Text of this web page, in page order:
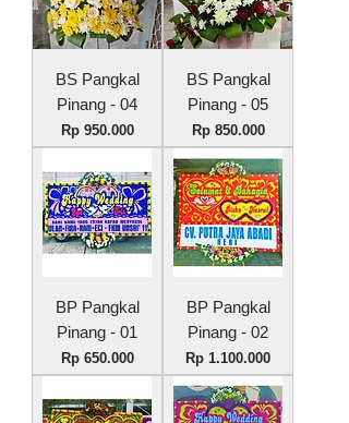
BS Pangkal
Pinang - 04
Harga
Rp 950.000
BS Pangkal
Pinang - 05
Harga
Rp 850.000
BP Pangkal
Pinang - 01
Harga
Rp 650.000
BP Pangkal
Pinang - 02
Harga
Rp 1.100.000